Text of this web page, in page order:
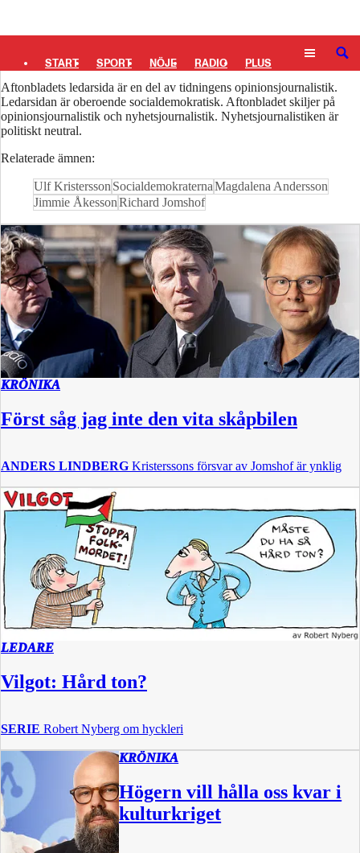
START SPORT NÖJE RADIO PLUS
TIPSA TV KULTUR LEDARE
SÖK
Ledare
Aftonbladets ledarsida är en del av tidningens opinionsjournalistik.
Ledarsidan är oberoende socialdemokratisk. Aftonbladet skiljer på
opinionsjournalistik och nyhetsjournalistik. Nyhetsjournalistiken är
politiskt neutral.
Relaterade ämnen:
Ulf Kristersson SocialdemokraternaMagdalena Andersson
Jimmie ÅkessonRichard Jomshof
KRÖNIKA
Först såg jag inte den vita skåpbilen
ANDERS LINDBERG Kristerssons försvar av Jomshof är ynklig
LEDARE
Vilgot: Hård ton?
SERIE Robert Nyberg om hyckleri
KRÖNIKA
Högern vill hålla oss kvar i
kulturkriget